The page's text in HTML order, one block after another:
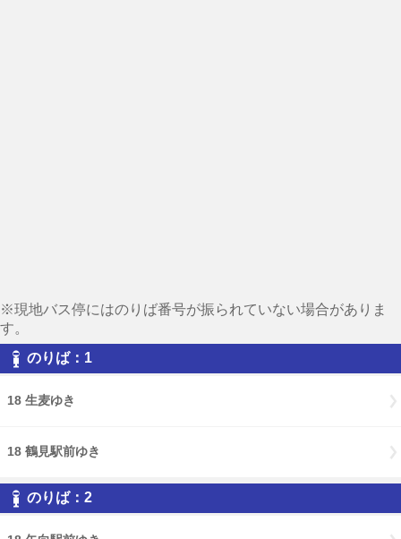
※現地バス停にはのりば番号が振られていない場合がありま
す。
のりば：1
18 生麦ゆき
18 鶴見駅前ゆき
のりば：2